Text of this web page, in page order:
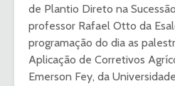
de Plantio Direto na
professor Rafael Otto da
programação do dia as
Aplicação de Corretivos
Emerson Fey, da